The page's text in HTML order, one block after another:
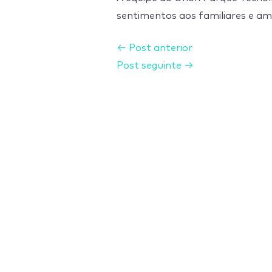
sentimentos aos familiares e
← Post anterior
Post seguinte →